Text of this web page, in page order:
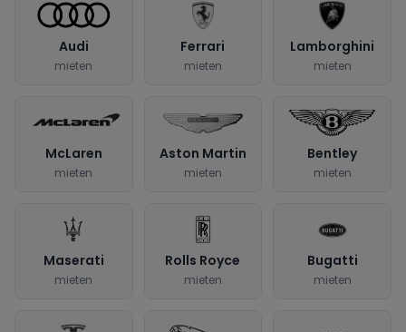
Audi
mieten
Ferrari
mieten
Lamborghini
mieten
McLaren
mieten
Aston Martin
mieten
Bentley
mieten
Maserati
mieten
Rolls Royce
mieten
Bugatti
mieten